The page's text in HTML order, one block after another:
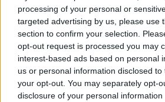
processing of your personal or
targeted advertising by us, please use
section to confirm your selection.
opt-out request is processed you may
interest-based ads based on personal
us or personal information disclosed
your opt-out. You may separately opt-
disclosure of your personal
Nal borgo alto la Festa de
La Vernaccia ospite alla
Elezioni, ecco come votare
Risparmio energetico, anche